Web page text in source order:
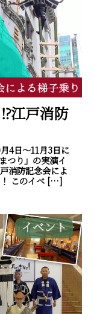
江戸消防
4日～11月3日に
つり」の実演イ
消防記念会によ
！ このイベ […]
イベント